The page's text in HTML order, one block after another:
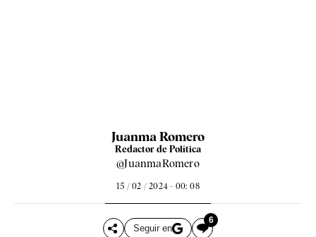
Juanma Romero
Redactor de Política
@JuanmaRomero
15 / 02 / 2024 - 00: 08
Seguir en
6